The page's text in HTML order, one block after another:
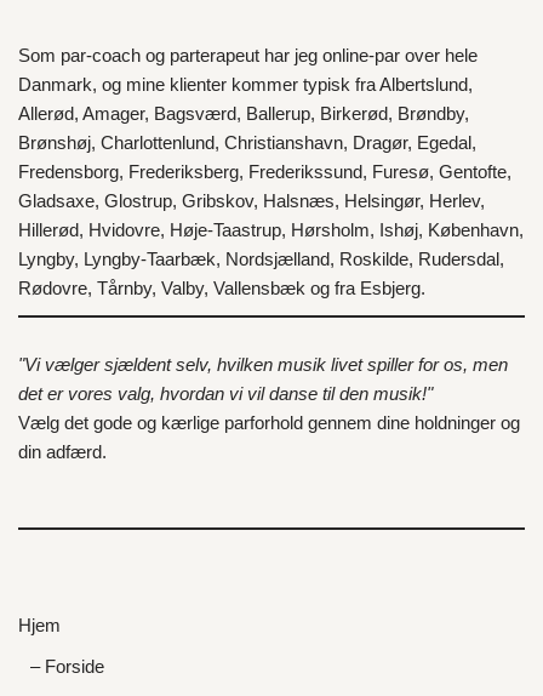
Som par-coach og parterapeut har jeg online-par over hele
Danmark, og mine klienter kommer typisk fraAlbertslund,
Allerød, Amager, Bagsværd, Ballerup, Birkerød, Brøndby,
Brønshøj, Charlottenlund, Christianshavn, Dragør, Egedal,
Fredensborg, Frederiksberg, Frederikssund, Furesø, Gentofte,
Gladsaxe, Glostrup, Gribskov, Halsnæs, Helsingør, Herlev,
Hillerød, Hvidovre, Høje-Taastrup, Hørsholm, Ishøj, København,
Lyngby, Lyngby-Taarbæk, Nordsjælland, Roskilde, Rudersdal,
Rødovre, Tårnby, Valby, Vallensbæk og fra Esbjerg.
"Vi vælger sjældent selv, hvilken musik livet spiller for os, men
det er vores valg, hvordan vi vil danse til den musik!"
Vælg det gode og kærlige parforhold gennem dine holdninger og
din adfærd.
Hjem
– Forside